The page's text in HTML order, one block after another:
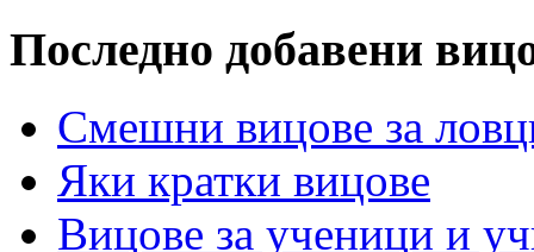
Последно добавени
Смешни вицове за
Яки кратки вицове
Вицове за ученици и